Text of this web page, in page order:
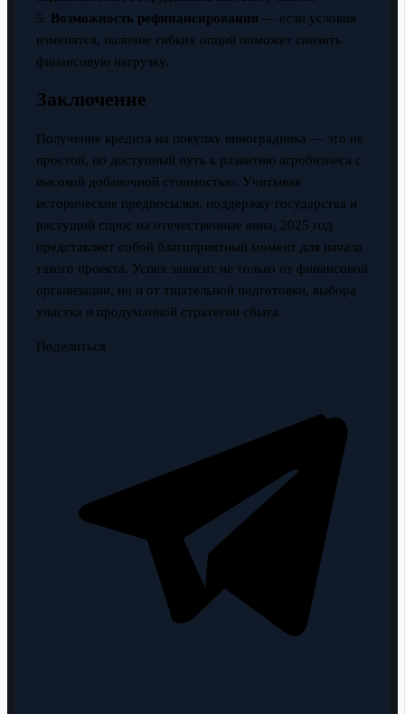
5. Возможность рефинансирования — если условия
изменятся, наличие гибких опций поможет снизить
финансовую нагрузку.
Заключение
Получение кредита на покупку виноградника — это не
простой, но доступный путь к развитию агробизнеса с
высокой добавочной стоимостью. Учитывая
исторические предпосылки, поддержку государства и
растущий спрос на отечественные вина, 2025 год
представляет собой благоприятный момент для начала
такого проекта. Успех зависит не только от финансовой
организации, но и от тщательной подготовки, выбора
участка и продуманной стратегии сбыта.
Поделиться